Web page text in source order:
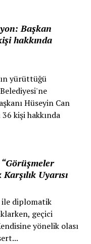
Başkan
hakkında
yürüttüğü
Hüseyin Can
kişi hakkında
Uyarısı
ile diplomatik
geçici
yönelik olası